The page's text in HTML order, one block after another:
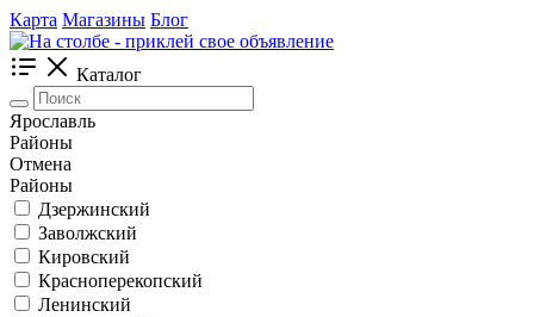
Карта Магазины Блог
Каталог
Ярославль
Районы
Отмена
Районы
Дзержинский
Заволжский
Кировский
Красноперекопский
Ленинский